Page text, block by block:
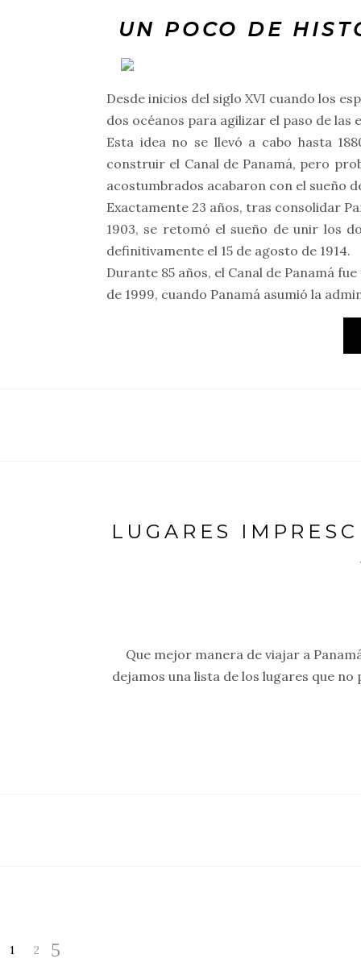
UN POCO DE
Desde inicios del siglo XVI cuando los
dos océanos para agilizar el paso de
Esta idea no se llevó a cabo hasta
construir el Canal de Panamá, pero
acostumbrados acabaron con el sueño
Exactamente 23 años, tras consolidar
1903, se retomó el sueño de unir los
definitivamente el 15 de agosto de 1914.
Durante 85 años, el Canal de Panamá
de 1999, cuando Panamá asumió la
LUGARES
Que mejor manera de viajar a
dejamos una lista de los lugares que
1 2